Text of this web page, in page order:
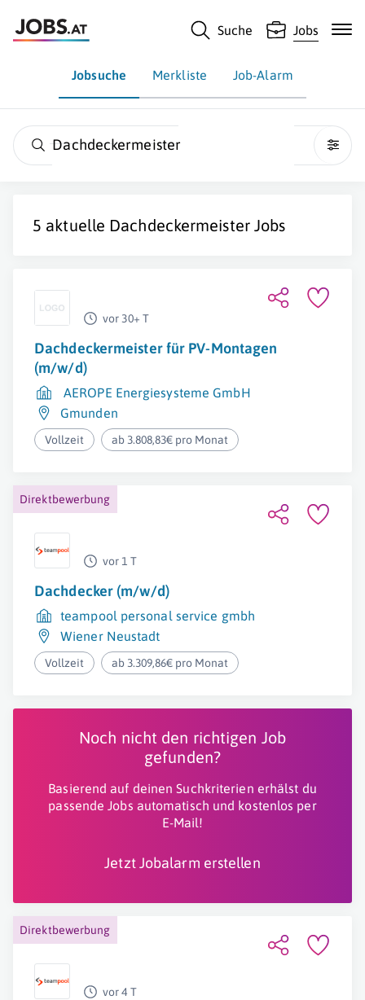
Suche Jobs
Jobsuche Merkliste Job-Alarm
Dachdeckermeister
5 aktuelle DachdeckermeisterJobs
vor 30+ T
Dachdeckermeister für PV-Montagen
(m/w/d)
AEROPE Energiesysteme GmbH
Gmunden
Vollzeit ab 3.808,83€ pro Monat
Direktbewerbung
vor 1 T
Dachdecker (m/w/d)
teampool personal service gmbh
Wiener Neustadt
Vollzeit ab 3.309,86€ pro Monat
Noch nicht den richtigen Job
gefunden?
Basierend auf deinen Suchkriterien erhälst du
passende Jobs automatisch und kostenlos per
E-Mail!
Jetzt Jobalarm erstellen
Direktbewerbung
vor 4 T